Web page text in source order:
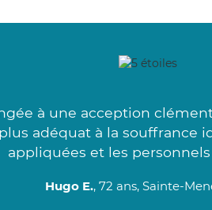
à une acception
adéquat à la souffrance
appliquées et les personnels
Hugo E., 72 ans, Sainte-